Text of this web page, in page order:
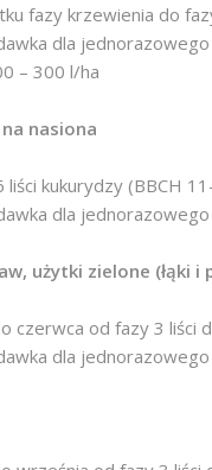
fazy krzewienia do
dla
– 300 l/ha
nasiona
kukurydzy (BBCH
dla
użytki zielone (łąki i
czerwca od fazy 3 liści
dla